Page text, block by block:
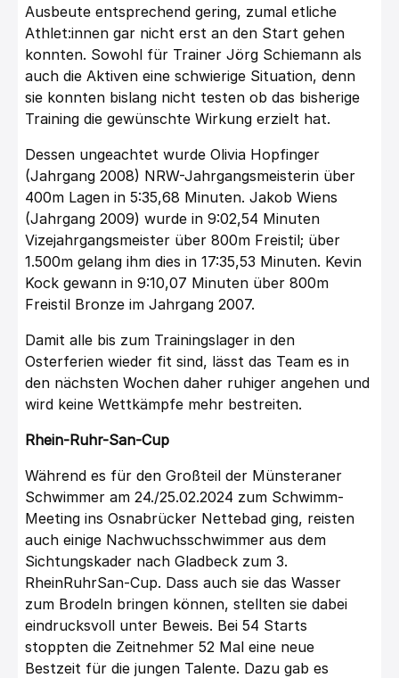
Ausbeute entsprechend gering, zumal etliche
Athlet:innen gar nicht erst an den Start gehen
konnten. Sowohl für Trainer Jörg Schiemann als
auch die Aktiven eine schwierige Situation, denn
sie konnten bislang nicht testen ob das bisherige
Training die gewünschte Wirkung erzielt hat.
Dessen ungeachtet wurde Olivia Hopfinger
(Jahrgang 2008) NRW-Jahrgangsmeisterin über
400m Lagen in 5:35,68 Minuten. Jakob Wiens
(Jahrgang 2009) wurde in 9:02,54 Minuten
Vizejahrgangsmeister über 800m Freistil; über
1.500m gelang ihm dies in 17:35,53 Minuten. Kevin
Kock gewann in 9:10,07 Minuten über 800m
Freistil Bronze im Jahrgang 2007.
Damit alle bis zum Trainingslager in den
Osterferien wieder fit sind, lässt das Team es in
den nächsten Wochen daher ruhiger angehen und
wird keine Wettkämpfe mehr bestreiten.
Rhein-Ruhr-San-Cup
Während es für den Großteil der Münsteraner
Schwimmer am 24./25.02.2024 zum Schwimm-
Meeting ins Osnabrücker Nettebad ging, reisten
auch einige Nachwuchsschwimmer aus dem
Sichtungskader nach Gladbeck zum 3.
RheinRuhrSan-Cup. Dass auch sie das Wasser
zum Brodeln bringen können, stellten sie dabei
eindrucksvoll unter Beweis. Bei 54 Starts
stoppten die Zeitnehmer 52 Mal eine neue
Bestzeit für die jungen Talente. Dazu gab es